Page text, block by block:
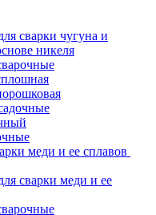
сварки чугуна и
никеля
меди и ее сплавов
сварки меди и ее